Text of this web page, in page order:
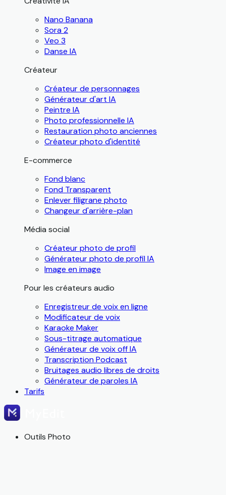
Nano Banana
Sora 2
Veo 3
Danse IA
Créateur
Créateur de personnages
Générateur d'art IA
Peintre IA
Photo professionnelle IA
Restauration photo anciennes
Créateur photo d'identité
E-commerce
Fond blanc
Fond Transparent
Enlever filigrane photo
Changeur d'arrière-plan
Média social
Créateur photo de profil
Générateur photo de profil IA
Image en image
Pour les créateurs audio
Enregistreur de voix en ligne
Modificateur de voix
Karaoke Maker
Sous-titrage automatique
Générateur de voix off IA
Transcription Podcast
Bruitages audio libres de droits
Générateur de paroles IA
Tarifs
Outils Photo